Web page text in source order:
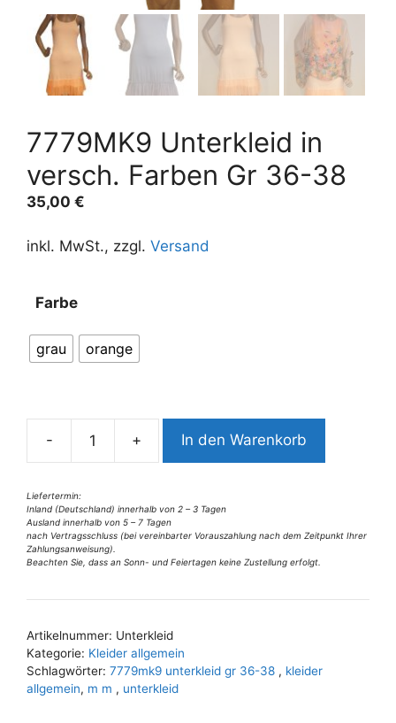
7779MK9 Unterkleid in
versch. Farben Gr 36-38
35,00 €
inkl. MwSt., zzgl. Versand
Farbe
grau orange
-
7779MK9
versch.
Farben
Gr
38
Menge
+ In den Warenkorb
Liefertermin:
Inland (Deutschland) innerhalb von 2 – 3 Tagen
Ausland innerhalb von 5 – 7 Tagen
nach Vertragsschluss (bei vereinbarter Vorauszahlung nach dem Zeitpunkt Ihrer
Zahlungsanweisung).
Beachten Sie, dass an Sonn- und Feiertagen keine Zustellung erfolgt.
t
e
a
i
v
e
:
Artikelnummer: Unterkleid
Kategorie: Kleider allgemein
Schlagwörter: 7779mk9 unterkleid gr 36-38 , kleider
allgemein, m m , unterkleid